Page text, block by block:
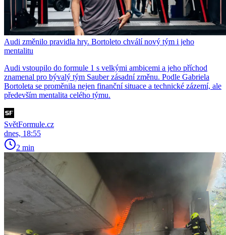
Audi změnilo pravidla hry. Bortoleto chválí nový tým i jeho
mentalitu
Audi vstoupilo do formule 1 s velkými ambicemi a jeho příchod
znamenal pro bývalý tým Sauber zásadní změnu. Podle Gabriela
Bortoleta se proměnila nejen finanční situace a technické zázemí, ale
především mentalita celého týmu.
SvětFormule.cz
dnes, 18:55
2 min